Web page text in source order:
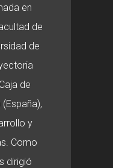
en
de
de
de
y
Como
dirigió